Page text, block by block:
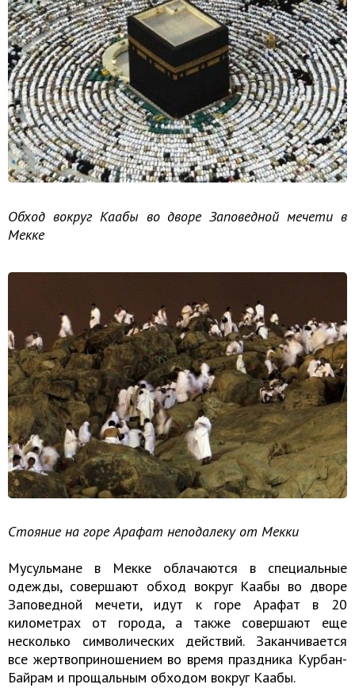
Обход вокруг Каабы во дворе Заповедной мечети в
Мекке
Стояние на горе Арафат неподалеку от Мекки
Мусульмане в Мекке облачаются в специальные
одежды, совершают обход вокруг Каабы во дворе
Заповедной мечети, идут к горе Арафат в 20
километрах от города, а также совершают еще
несколько символических действий. Заканчивается
все жертвоприношением во время праздника Курбан-
Байрам и прощальным обходом вокруг Каабы.